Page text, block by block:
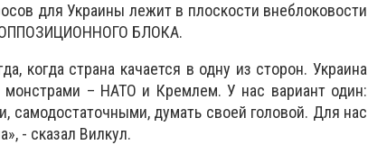
для Украины лежит в плоскости внеблоковости
ОППОЗИЦИОННОГО БЛОКА.
когда страна качается в одну из сторон. Украина
монстрами – НАТО и Кремлем. У нас вариант один:
самодостаточными, думать своей головой. Для нас
- сказал Вилкул.